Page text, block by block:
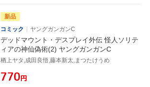
新品
コミック
ヤングガンガンC
デッドマウント・デスプレイ外伝 怪人ソリテ
ィアの神仙偽術(2) ヤングガンガンC
栖上ヤタ,成田良悟,藤本新太,まつたけうめ
¥770円